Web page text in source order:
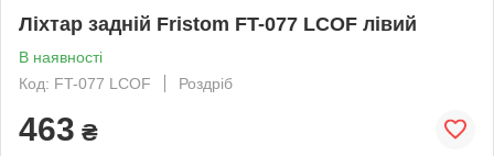
Ліхтар задній Fristom FT-077 LCOF лівий
В наявності
Код: FT-077 LCOF
Роздріб
463 ₴